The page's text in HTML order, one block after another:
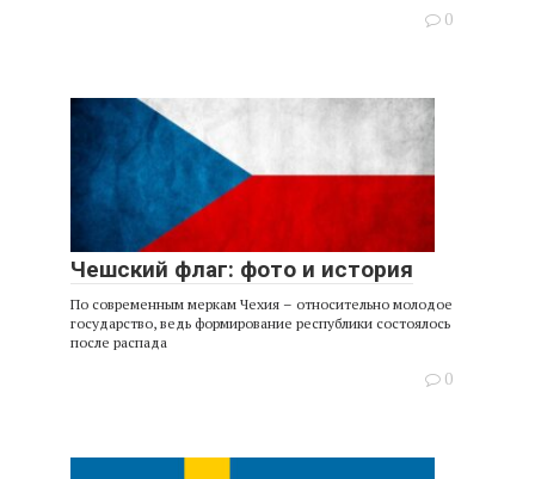
0
Чешский флаг: фото и история
По современным меркам Чехия – относительно молодое
государство, ведь формирование республики состоялось
после распада
0